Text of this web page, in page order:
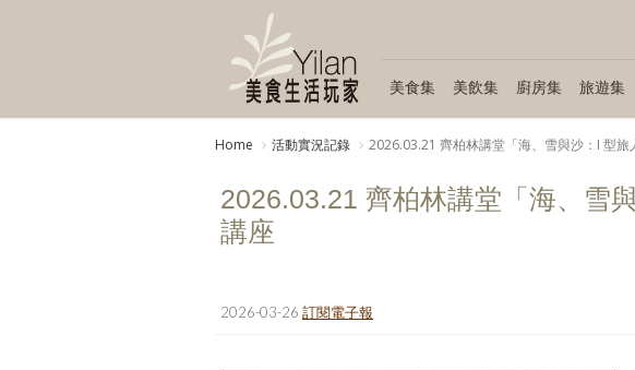
美食集 美飲集 廚房集 旅遊集
Home 活動實況記錄 2026.03.21 齊柏林講堂「海、雪與沙：I 型旅
2026.03.21 齊柏林講堂「海、雪
講座
2026-03-26 訂閱電子報